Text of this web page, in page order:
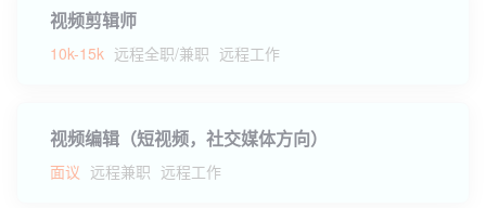
视频剪辑师
10k-15k 远程全职/兼职 远程工作
视频编辑（短视频，社交媒体方向）
面议 远程兼职 远程工作